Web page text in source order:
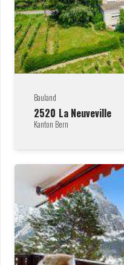
Bauland
2520 La Neuveville
Kanton Bern